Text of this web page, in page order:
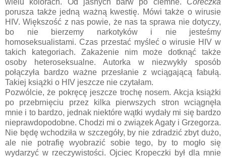
wielu kolorach. Od jasnych barw po ciemne. Córeczka
porusza także jedną ważną kwestię. Mówi także o wirusie
HIV. Większość z nas powie, że nas ta sprawa nie dotyczy,
bo nie bierzemy narkotyków i nie jesteśmy
homoseksualistami. Czas przestać myśleć o wirusie HIV w
takich kategoriach. Zakażenie nim może dotknąć także
osoby heteroseksualne. Autorka w niezwykły sposób
połączyła bardzo ważne przesłanie z wciągającą fabułą.
Takiej książki o HIV jeszcze nie czytałam.
Pozwólcie, że pokręcę jeszcze trochę nosem. Akcja książki
po przebrnięciu przez kilka pierwszych stron wciągnęła
mnie i to bardzo, jednak niektóre wątki wydały mi się bardzo
nieprawdopodobne. Chodzi mi o związek Agaty i Grzegorza.
Nie będę wchodziła w szczegóły, by nie zdradzić zbyt dużo,
ale nie potrafię wyobrazić sobie tego, by to mogło się
wydarzyć w rzeczywistości. Ojciec Kropeczki był dla mnie